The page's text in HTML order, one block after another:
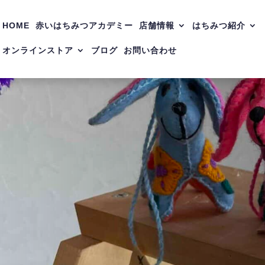
HOME 赤いはちみつアカデミー 店舗情報 はちみつ紹介
オンラインストア ブログ お問い合わせ